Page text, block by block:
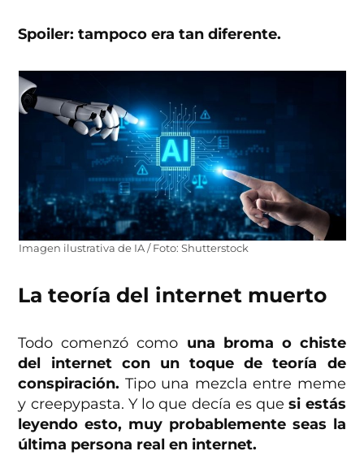
Spoiler: tampoco era tan diferente.
Imagen ilustrativa de IA / Foto: Shutterstock
La teoría del internet muerto
Todo comenzó como una broma o chiste
del internet con un toque de teoría de
conspiración. Tipo una mezcla entre meme
y creepypasta. Y lo que decía es quesi estás
leyendo esto, muy probablemente seas la
última persona real en internet.